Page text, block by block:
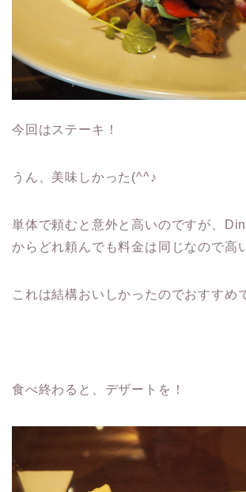
今回はステーキ！
うん、美味しかった(^^♪
単体で頼むと意外と高いのですが、
からどれ頼んでも料金は同じなので高
これは結構おいしかったのでおすす
食べ終わると、デザートを！